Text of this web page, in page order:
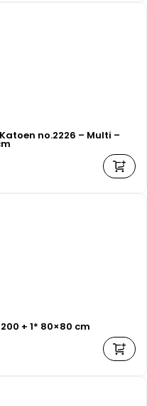
no.2226 – Multi –
+ 1* 80×80 cm